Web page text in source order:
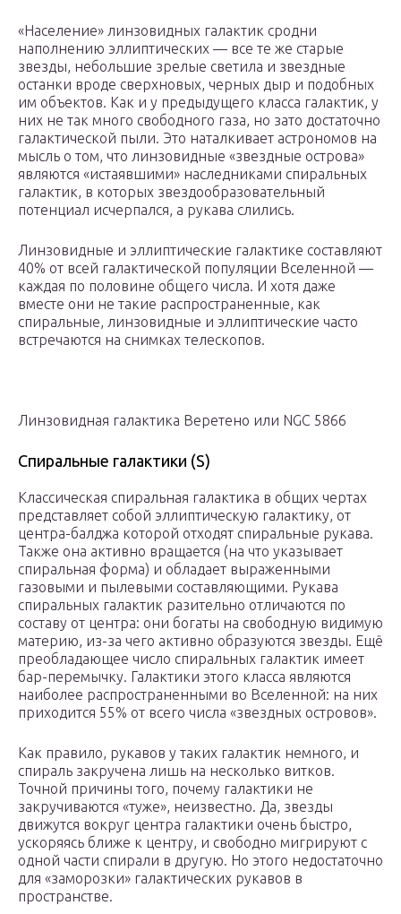
«Население» линзовидных галактик сродни
наполнению эллиптических — все те же старые
звезды, небольшие зрелые светила и звездные
останки вроде сверхновых, черных дыр и подобных
им объектов. Как и у предыдущего класса галактик, у
них не так много свободного газа, но зато достаточно
галактической пыли. Это наталкивает астрономов на
мысль о том, что линзовидные «звездные острова»
являются «истаявшими» наследниками спиральных
галактик, в которых звездообразовательный
потенциал исчерпался, а рукава слились.
Линзовидные и эллиптические галактике составляют
40% от всей галактической популяции Вселенной —
каждая по половине общего числа. И хотя даже
вместе они не такие распространенные, как
спиральные, линзовидные и эллиптические часто
встречаются на снимках телескопов.
Линзовидная галактика Веретено или NGC 5866
Спиральные галактики (S)
Классическая спиральная галактика в общих чертах
представляет собой эллиптическую галактику, от
центра-балджа которой отходят спиральные рукава.
Также она активно вращается (на что указывает
спиральная форма) и обладает выраженными
газовыми и пылевыми составляющими. Рукава
спиральных галактик разительно отличаются по
составу от центра: они богаты на свободную видимую
материю, из-за чего активно образуются звезды. Ещё
преобладающее число спиральных галактик имеет
бар-перемычку. Галактики этого класса являются
наиболее распространенными во Вселенной: на них
приходится 55% от всего числа «звездных островов».
Как правило, рукавов у таких галактик немного, и
спираль закручена лишь на несколько витков.
Точной причины того, почему галактики не
закручиваются «туже», неизвестно. Да, звезды
движутся вокруг центра галактики очень быстро,
ускоряясь ближе к центру, и свободно мигрируют с
одной части спирали в другую. Но этого недостаточно
для «заморозки» галактических рукавов в
пространстве.